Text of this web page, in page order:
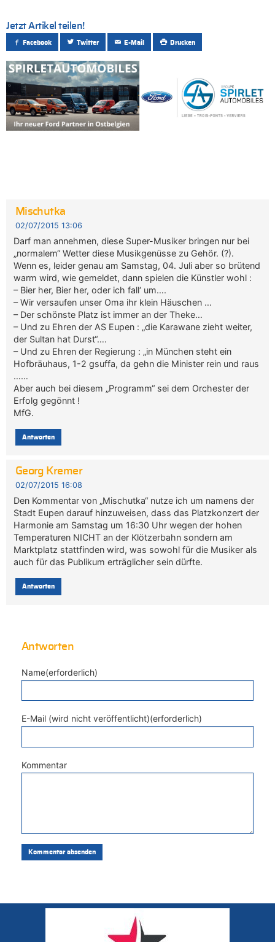
Jetzt Artikel teilen!
Facebook Twitter E-Mail Drucken
Mischutka
02/07/2015 13:06
Darf man annehmen, diese Super-Musiker bringen nur bei
„normalem“ Wetter diese Musikgenüsse zu Gehör. (?).
Wenn es, leider genau am Samstag, 04. Juli aber so brütend
warm wird, wie gemeldet, dann spielen die Künstler wohl :
– Bier her, Bier her, oder ich fall‘ um….
– Wir versaufen unser Oma ihr klein Häuschen …
– Der schönste Platz ist immer an der Theke…
– Und zu Ehren der AS Eupen : „die Karawane zieht weiter,
der Sultan hat Durst“….
– Und zu Ehren der Regierung : „in München steht ein
Hofbräuhaus, 1-2 gsuffa, da gehn die Minister rein und raus
……
Aber auch bei diesem „Programm“ sei dem Orchester der
Erfolg gegönnt !
MfG.
Antworten
Georg Kremer
02/07/2015 16:08
Den Kommentar von „Mischutka“ nutze ich um namens der
Stadt Eupen darauf hinzuweisen, dass das Platzkonzert der
Harmonie am Samstag um 16:30 Uhr wegen der hohen
Temperaturen NICHT an der Klötzerbahn sondern am
Marktplatz stattfinden wird, was sowohl für die Musiker als
auch für das Publikum erträglicher sein dürfte.
Antworten
Antworten
Name(erforderlich)
E-Mail (wird nicht veröffentlicht)(erforderlich)
Kommentar